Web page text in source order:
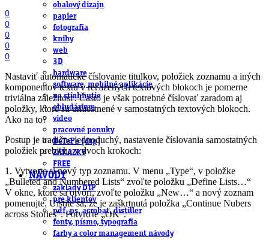
obalový dizajn
papier
fotografia
knihy
web
3D
hardware
software, mobilné aplikácie
na stiahnutie
obludárium
video
pracovné ponuky
DeTePe [dtp]
ZÁKAZKY
FREE
NÁVODY
základy DTP
pre klientov
pdf, ps, acrobat, distiller
fonty, písmo, typografia
farby a color management návody
0
0
0
0
0
Nastaviť automatické číslovanie titulkov, položiek zoznamu a iných
komponentov textu v reťazených textových blokoch je pomerne
triviálna záležitosť. Často je však potrebné číslovať zaradom aj
položky, ktoré sú umiestnené v samostatných textových blokoch.
Ako na to?
Postup je tradične jednoduchý, nastavenie číslovania samostatných
položiek prebieha v dvoch krokoch:
1. Vytvorte si nový typ zoznamu. V menu „Type“, v položke
„Bulleted and Numbered Lists“ zvoľte položku „Define Lists…“
V okne, ktoré sa otvorí, zvoľte položku „New…“ a nový zoznam
pomenujte. Uistite sa, že je zaškrtnutá položka „Continue Nubers
across Stories“. Potvrďte „OK“.